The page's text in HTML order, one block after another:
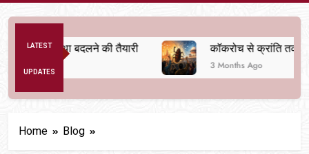
LATEST
UPDATES
व्यवस्था बदलने की तैयारी कॉकरोच से क्रांति तक
3 Months Ago
Home Blog